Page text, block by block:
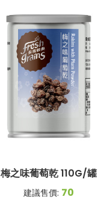
梅之味葡萄乾 110G/罐
建議售價: 70